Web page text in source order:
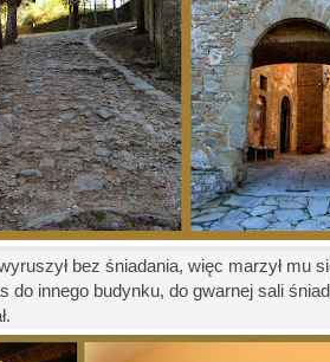
bez śniadania, więc marzył mu
do innego budynku, do gwarnej sali